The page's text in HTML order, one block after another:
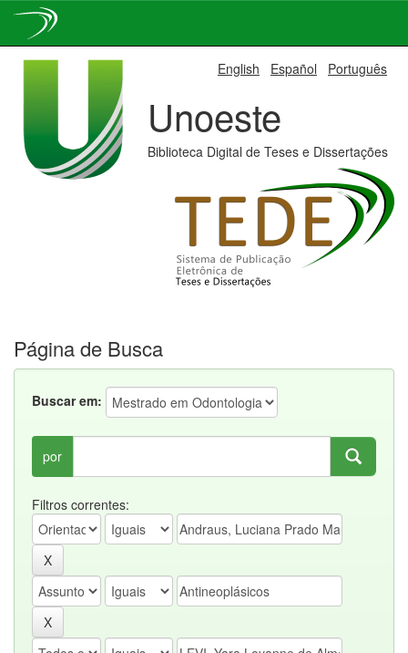
English Español Português
Unoeste
Biblioteca Digital de Teses e Dissertações
Página de Busca
Buscar em:
por
Filtros correntes: